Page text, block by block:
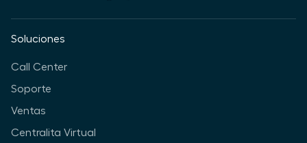
Soluciones
Call Center
Soporte
Ventas
Centralita Virtual